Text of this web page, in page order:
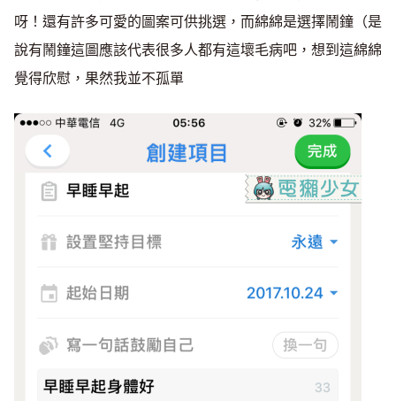
呀！還有許多可愛的圖案可供挑選，而綿綿是選擇鬧鐘（是
說有鬧鐘這圖應該代表很多人都有這壞毛病吧，想到這綿綿
覺得欣慰，果然我並不孤單